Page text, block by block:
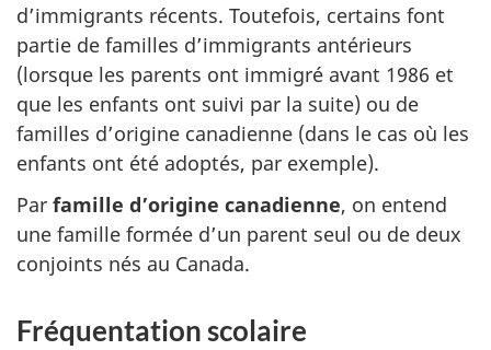
d’immigrants récents. Toutefois, certains font
partie de familles d’immigrants antérieurs
(lorsque les parents ont immigré avant 1986 et
que les enfants ont suivi par la suite) ou de
familles d’origine canadienne (dans le cas où les
enfants ont été adoptés, par exemple).
Par famille d’origine canadienne, on entend
une famille formée d’un parent seul ou de deux
conjoints nés au Canada.
Fréquentation scolaire